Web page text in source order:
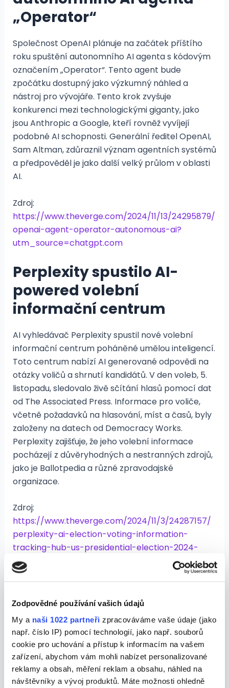
Zodpovědné používání vašich údajů
My a naši 1022 partneři zpracováváme vaše údaje (jako
např. číslo IP) pomocí technologií, jako např. souborů
cookie pro uchování a přístup k informacím na vašem
zařízení, abychom vám mohli nabízet personalizované
reklamy a obsah, měření reklam a obsahu, náhled na
návštěvníky a vývoj produktů. Máte možnosti ohledně
„Operator“
Společnost OpenAI plánuje na začátek příštího
roku spuštění autonomního AI agenta s kódovým
označením „Operator“. Tento agent bude
zpočátku dostupný jako výzkumný náhled a
nástroj pro vývojáře. Tento krok zvyšuje
konkurenci mezi technologickými giganty, jako
jsou Anthropic a Google, kteří rovněž vyvíjejí
podobné AI schopnosti. Generální ředitel OpenAI,
Sam Altman, zdůraznil význam agentních systémů
a předpověděl je jako další velký průlom v oblasti
AI.
Zdroj:
https://www.theverge.com/2024/11/13/24295879/
openai-agent-operator-autonomous-ai?
utm_source=chatgpt.com
Perplexity spustilo AI-
powered volební
informační centrum
AI vyhledávač Perplexity spustil nové volební
informační centrum poháněné umělou inteligencí.
Toto centrum nabízí AI generované odpovědi na
otázky voličů a shrnutí kandidátů. V den voleb, 5.
listopadu, sledovalo živě sčítání hlasů pomocí dat
od The Associated Press. Informace pro voliče,
včetně požadavků na hlasování, míst a časů, byly
založeny na datech od Democracy Works.
Perplexity zajišťuje, že jeho volební informace
pocházejí z důvěryhodných a nestranných zdrojů,
jako je Ballotpedia a různé zpravodajské
organizace.
Zdroj:
https://www.theverge.com/2024/11/3/24287157/
perplexity-ai-election-voting-information-
tracking-hub-us-presidential-election-2024-
trump-harris?utm_source=chatgpt.com
nikdy nespí a má prsty ve všem, od velkých
technologických hráčů až po každodenní aplikace,
které nám usnadňují život – nebo nám občas i
trochu zamotají hlavu.
Další novinky můžete číst : AI